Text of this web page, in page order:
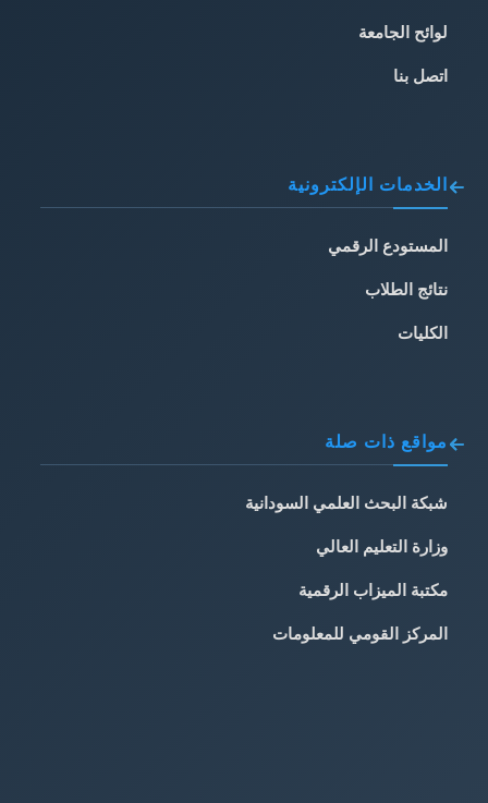
لوائح الجامعة
اتصل بنا
الخدمات الإلكترونية
المستودع الرقمي
نتائج الطلاب
الكليات
مواقع ذات صلة
شبكة البحث العلمي السودانية
وزارة التعليم العالي
مكتبة الميزاب الرقمية
المركز القومي للمعلومات